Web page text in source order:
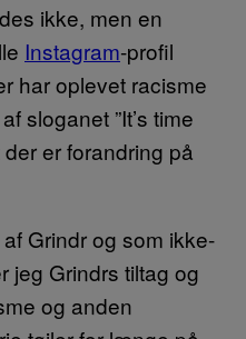
ikke, men en
Instagram-profil
har oplevet racisme
sloganet ”It’s time
er forandring på
Grindr og som ikke-
jeg Grindrs tiltag og
og anden